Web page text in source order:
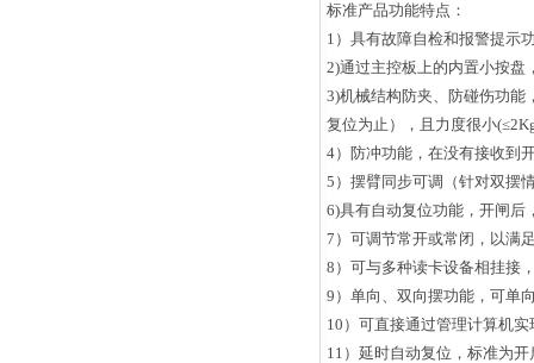
标准产品功能特点：
1）具有故障自检和报警提示
2)通过主控板上的内置小按盘
3)机械结构防夹、防碰伤功能
复位为止），且力度很小
4）防冲功能，在没有接收到
5）摆臂同步可调（针对双摆
6)具有自动复位功能，开闸后
7）可调节常开或常闭，以满
8）可与多种读卡设备相挂接
9）单向、双向摆功能，可单
10）可直接通过管理计算机
11）延时自动复位，标准为